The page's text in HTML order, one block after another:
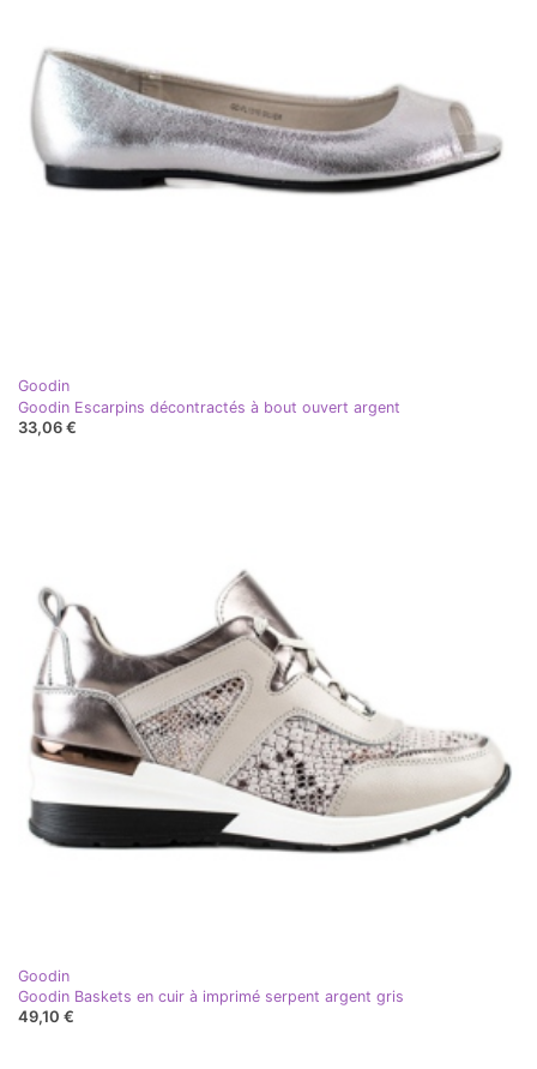
Goodin
Goodin Escarpins décontractés à bout ouvert argent
33,06 €
Goodin
Goodin Baskets en cuir à imprimé serpent argent gris
49,10 €